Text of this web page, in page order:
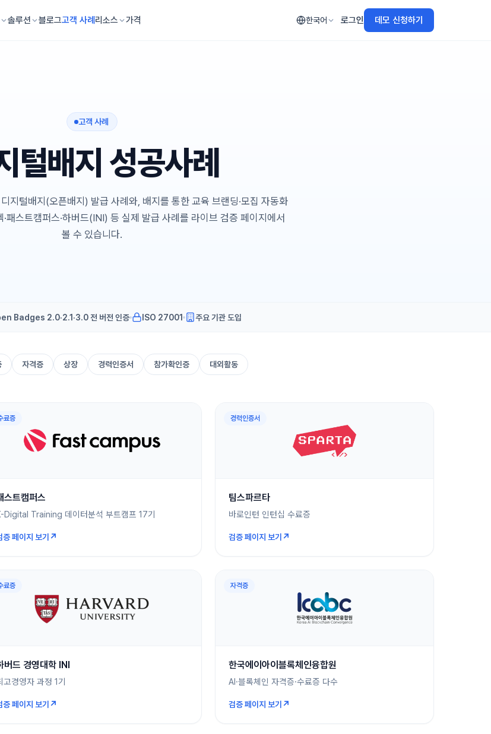
솔루션 블로그고객 사례 리소스 가격 한국어 로그인 데모 신청하기
고객 사례
털배지 성공사례
디지털배지(오픈배지) 발급 사례와, 배지를 통한 교육 브랜딩·모집 자동화
패스트캠퍼스·하버드(INI) 등 실제 발급 사례를 라이브 검증 페이지에서
볼 수 있습니다.
Badges 2.0·2.1·3.0 전 버전 인증 ISO 27001 주요 기관 도입
자격증 상장 경력인증서 참가확인증 대외활동
료증
스트캠퍼스
Digital Training 데이터분석 부트캠프 17기
증 페이지 보기↗
경력인증서
팀스파르타
바로인턴 인턴십 수료증
검증 페이지 보기↗
료증
버드 경영대학 INI
고경영자 과정 1기
증 페이지 보기↗
자격증
한국에이아이블록체인융합원
AI·블록체인 자격증·수료증 다수
검증 페이지 보기↗